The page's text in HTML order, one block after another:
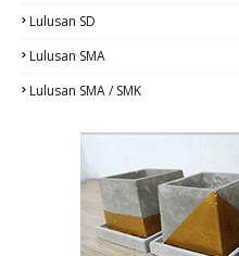
Lulusan SD
Lulusan SMA
Lulusan SMA / SMK